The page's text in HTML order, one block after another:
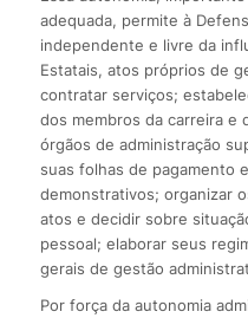
adequada, permite à
independente e livre da
Estatais, atos próprios de
contratar serviços;
dos membros da carreira e
órgãos de administração
suas folhas de pagamento
demonstrativos; organizar
atos e decidir sobre
pessoal; elaborar seus
gerais de gestão
Por força da autonomia